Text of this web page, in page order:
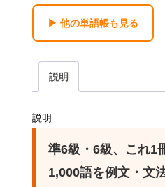
＋
級
完
ス
▶ 他の単語帳も見る
説明
説明
準6級・6級、これ1
1,000語を例文・文